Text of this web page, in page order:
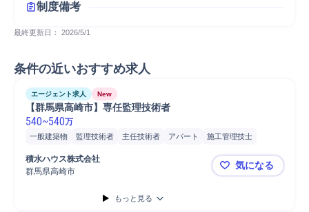
制度備考
最終更新日： 2026/5/1
条件の近いおすすめ求人
エージェント求人 New
【群馬県高崎市】専任監理技術者
540~540万
一般建築物 監理技術者 主任技術者 アパート
施工管理技士
シニアスタッフ
積水ハウス株式会社
群馬県高崎市
【群馬県高
気になる
もっと見る